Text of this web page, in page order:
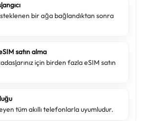
bir ağa bağlandıktan sonra
satın alma
için birden fazla eSIM satın
tüm akıllı telefonlarla uyumludur.